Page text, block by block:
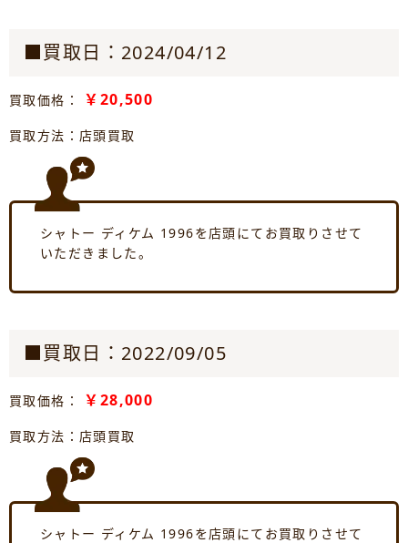
■買取日：2024/04/12
買取価格： ￥20,500
買取方法：店頭買取
シャトー ディケム 1996を店頭にてお買取りさせて
いただきました。
■買取日：2022/09/05
買取価格： ￥28,000
買取方法：店頭買取
シャトー ディケム 1996を店頭にてお買取りさせて